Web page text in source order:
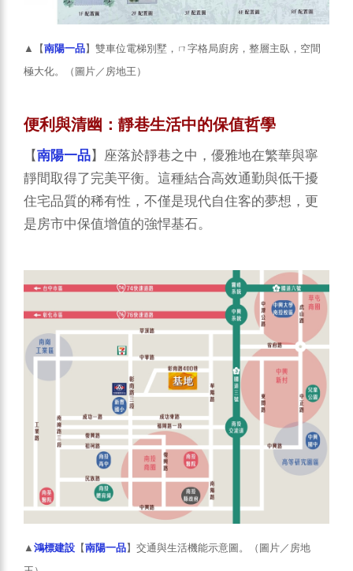
▲【南陽一品】雙車位電梯別墅，ㄇ字格局廚房，整層主臥，空間
極大化。（圖片／房地王）
便利與清幽：靜巷生活中的保值哲學
【南陽一品】座落於靜巷之中，優雅地在繁華與寧
靜間取得了完美平衡。這種結合高效通勤與低干擾
住宅品質的稀有性，不僅是現代自住客的夢想，更
是房市中保值增值的強悍基石。
▲ 鴻標建設 【南陽一品】交通與生活機能示意圖。（圖片／房地